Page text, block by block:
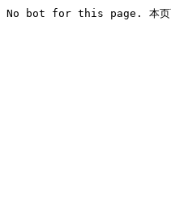
No bot for this page. 本页面不